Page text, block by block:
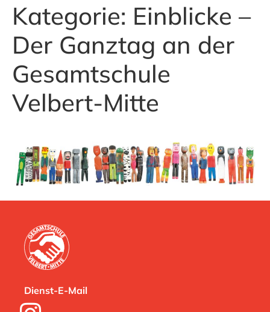
Kategorie: Einblicke –
Der Ganztag an der
Gesamtschule
Velbert-Mitte
Dienst-E-Mail